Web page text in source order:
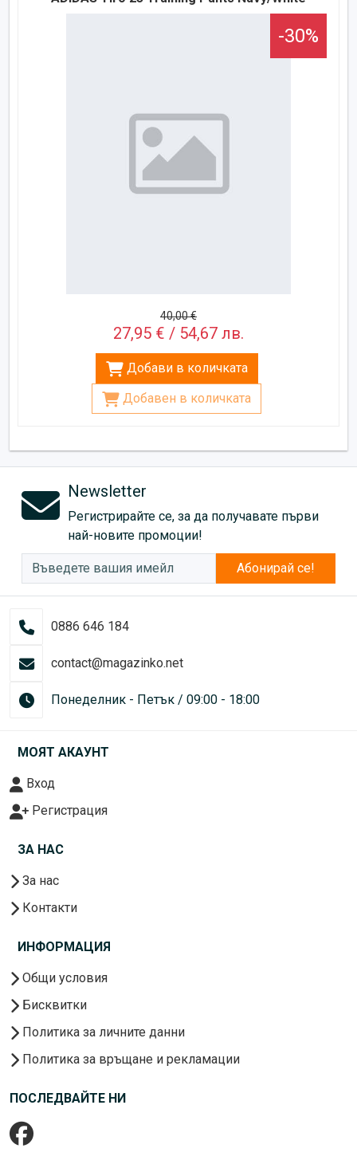
-30%
40,00 €
27,95 € / 54,67 лв.
Добави в количката
Добавен в количката
Newsletter
Регистрирайте се, за да получавате първи
най-новите промоции!
Абонирай се!
0886 646 184
contact@magazinko.net
Понеделник - Петък / 09:00 - 18:00
МОЯТ АКАУНТ
Вход
Регистрация
ЗА НАС
За нас
Контакти
ИНФОРМАЦИЯ
Общи условия
Бисквитки
Политика за личните данни
Политика за връщане и рекламации
ПОСЛЕДВАЙТЕ НИ